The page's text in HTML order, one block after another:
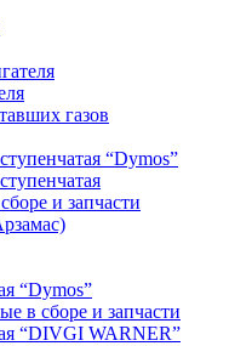
газов
“Dymos”
и запчасти
“Dymos”
в сборе и запчасти
“DIVGI WARNER”